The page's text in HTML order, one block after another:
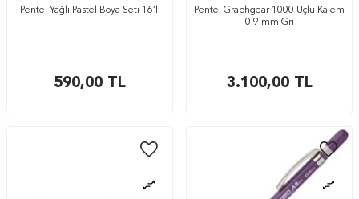
Pentel Yağlı Pastel Boya Seti 16’lı
590,00 TL
Pentel Graphgear 1000 Uçlu Kalem
0.9 mm Gri
3.100,00TL